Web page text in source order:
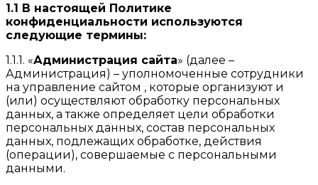
1.1 В настоящей Политике
конфиденциальности используются
следующие термины:
1.1.1. «Администрация сайта» (далее –
Администрация) – уполномоченные сотрудники
на управление сайтом , которые организуют и
(или) осуществляют обработку персональных
данных, а также определяет цели обработки
персональных данных, состав персональных
данных, подлежащих обработке, действия
(операции), совершаемые с персональными
данными.